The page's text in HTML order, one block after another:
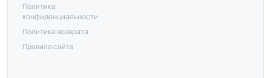
Политика
конфиденциальности
Политика возврата
Правила сайта